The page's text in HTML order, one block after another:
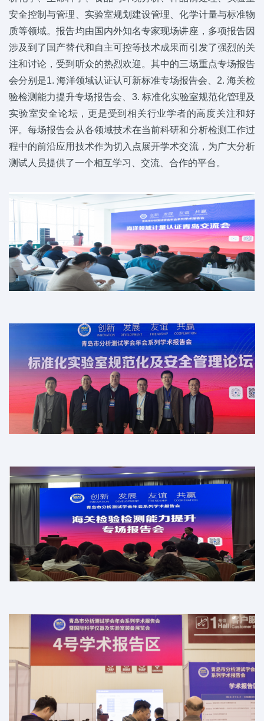
安全控制与管理、实验室规划建设管理、化学计量与标准物
质等领域。报告均由国内外知名专家现场讲座，多项报告因
涉及到了国产替代和自主可控等技术成果而引发了强烈的关
注和讨论，受到听众的热烈欢迎。其中的三场重点专场报告
会分别是1. 海洋领域认证认可新标准专场报告会、2. 海关检
验检测能力提升专场报告会、3. 标准化实验室规范化管理及
实验室安全论坛，更是受到相关行业学者的高度关注和好
评。每场报告会从各领域技术在当前科研和分析检测工作过
程中的前沿应用技术作为切入点展开学术交流，为广大分析
测试人员提供了一个相互学习、交流、合作的平台。